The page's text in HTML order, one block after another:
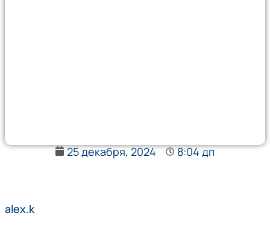
25 декабря, 2024 8:04 дп
alex.k